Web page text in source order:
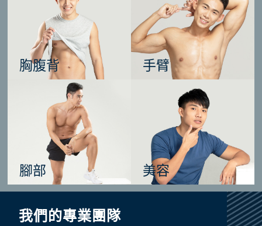
胸腹背 手臂
腳部 美容
我們的專業團隊